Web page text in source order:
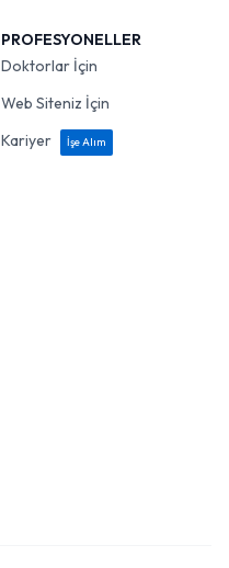
PROFESYONELLER
Doktorlar İçin
Web Siteniz İçin
Kariyer
İşe Alım